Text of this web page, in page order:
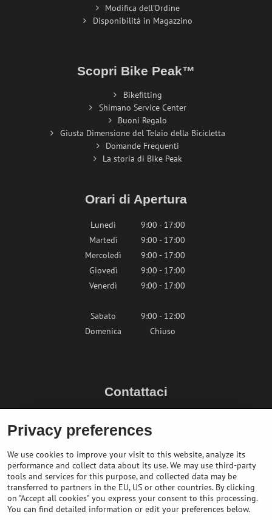
Modifica dell'Ordine
Disponibilità in Magazzino
Scopri Bike Peak™
Bikefitting
Shimano Service Center
Buoni Regalo
Giusta Dimensione del Telaio della Bicicletta
Domande Frequenti
La storia di Bike Peak
Orari di Apertura
Lunedì
9:00 - 17:00
Martedì
9:00 - 17:00
Mercoledì
9:00 - 17:00
Giovedì
9:00 - 17:00
Venerdì
9:00 - 17:00
Sabato
9:00 - 12:00
Domenica
Chiuso
Contattaci
+436764858804 (AT)
Privacy preferences
We use cookies to improve your visit to this website, analyze its
performance and collect data about its use. We may use third-party
tools and services for this purpose, and collected data may be
transferred to partners in the EU, US or other countries. By clicking
on "Accept all cookies" you express your consent to this processing.
You can find detailed information or edit your preferences below.